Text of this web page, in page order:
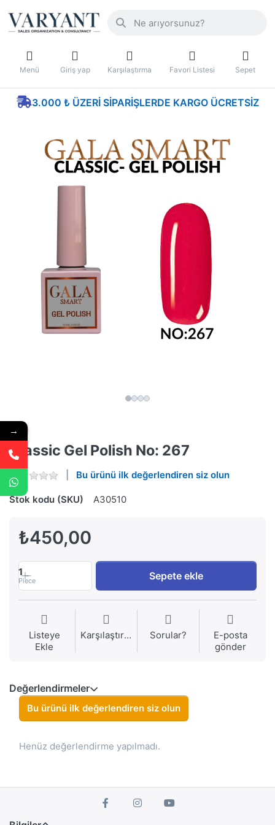
Menü Giriş yap Karşılaştırma Favori Listesi Sepet
3.000 ₺ ÜZERI SIPARIŞLERDE KARGO ÜCRETSIZ
Classic Gel Polish No: 267
Bu ürünü ilk değerlendiren siz olun
Stok kodu (SKU) A30510
₺450,00
1
Piece Sepete ekle
Listeye
Ekle
Karşılaştırma Sorular?
E-posta
gönder
Değerlendirmeler
Bu ürünü ilk değerlendiren siz olun
Henüz değerlendirme yapılmadı.
→